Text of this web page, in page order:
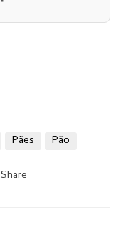
Pães Pão
Share